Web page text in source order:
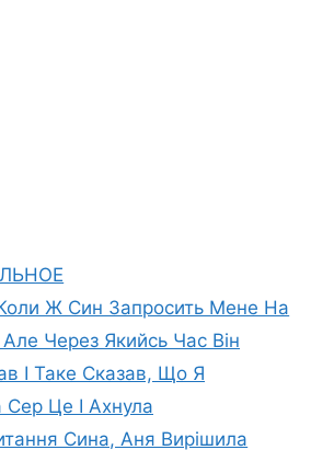
Ж Син Запросить Мене На
Через Якийсь Час Він
І Таке Сказав, Що Я
Сер Це І Ахнула
Сина, Аня Вирішила